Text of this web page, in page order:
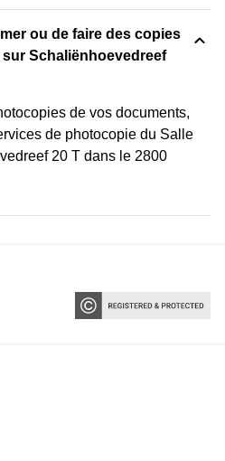
ou de faire des copies
Schaliënhoevedreef
de vos documents,
de photocopie du Salle
20 T dans le 2800